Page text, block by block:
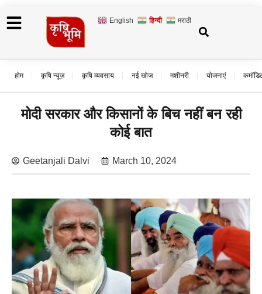
English हिन्दी मराठी
होम कृषि न्यूज़ कृषि व्यवसाय नई खोज मशीनरी योजनाएं
मोदी सरकार और किसानों के बिच नहीं बन रही
कोई बात
Geetanjali Dalvi March 10, 2024